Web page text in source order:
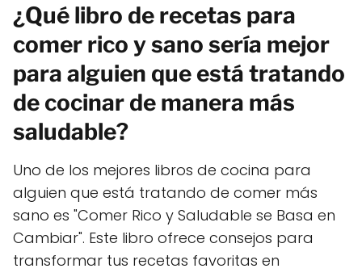
¿Qué libro de recetas para
comer rico y sano sería mejor
para alguien que está tratando
de cocinar de manera más
saludable?
Uno de los mejores libros de cocina para
alguien que está tratando de comer más
sano es "Comer Rico y Saludable se Basa en
Cambiar". Este libro ofrece consejos para
transformar tus recetas favoritas en